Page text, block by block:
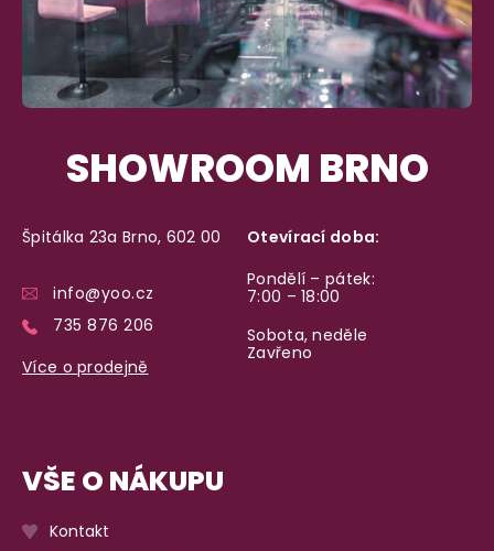
SHOWROOM BRNO
Špitálka 23a Brno, 602 00
info@yoo.cz
735 876 206
Více o prodejně
Otevírací doba:
Pondělí – pátek:
7:00 – 18:00
Sobota, neděle
Zavřeno
VŠE O NÁKUPU
Kontakt